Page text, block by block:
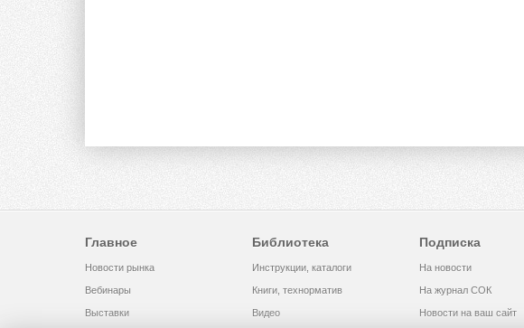
Главное
Новости рынка
Вебинары
Выставки
Библиотека
Инструкции, каталоги
Книги, технорматив
Видео
Подписка
На новости
На журнал СОК
Новости на ваш сайт